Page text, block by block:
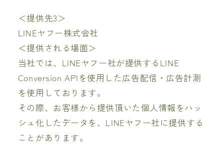
＜提供先3＞
LINEヤフー株式会社
＜提供される場面＞
当社では、LINEヤフー社が提供するLINE
Conversion APIを使用した広告配信・広告計測
を使用しております。
その際、お客様から提供頂いた個人情報をハッ
シュ化したデータを、LINEヤフー社に提供する
ことがあります。